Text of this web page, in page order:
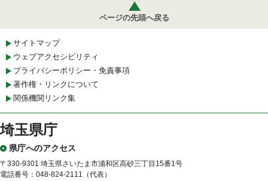
ページの先頭へ戻る
サイトマップ
ウェブアクセシビリティ
プライバシーポリシー・免責事項
著作権・リンクについて
関係機関リンク集
埼玉県庁
県庁へのアクセス
〒330-9301 埼玉県さいたま市浦和区高砂三丁目15番1号
電話番号：048-824-2111（代表）